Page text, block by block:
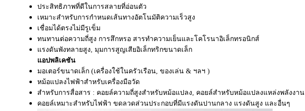
ประสิทธิภาพที่ดีในการสลายที่อ่อนตัว
เหมาะสำหรับการกำหนดเส้นทางอัตโนมัติความเร็วสูง
เชื่อมได้ตรงไม่มีรูเข็ม
ทนทานต่อความถี่สูง การสึกหรอ สารทำความเย็นและโคโรนาอิเล็กทรอนิกส์
แรงดันพังทลายสูง, มุมการสูญเสียอิเล็กทริกขนาดเล็ก
แอปพลิเคชัน
มอเตอร์ขนาดเล็ก (เครื่องใช้ในครัวเรือน, ของเล่น & ฯลฯ )
หม้อแปลงไฟฟ้าสำหรับเครื่องมือวัด
สำหรับการสื่อสาร : คอยล์ความถี่สูงสำหรับหม้อแปลง, คอยล์สำหรับหม้อแปลงแหล่งพลังงาน
คอยล์เหมาะสำหรับไฟฟ้า ขดลวดส่วนประกอบที่มีแรงดันปานกลาง แรงดันสูง และอื่นๆ